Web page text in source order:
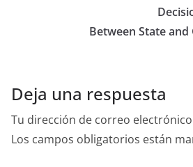
Between State
Deja una respuesta
Tu dirección de correo
Los campos obligatorios están